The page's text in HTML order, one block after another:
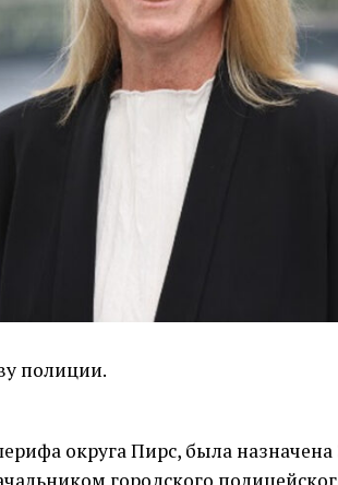
полиции.
округа Пирс, была назначена